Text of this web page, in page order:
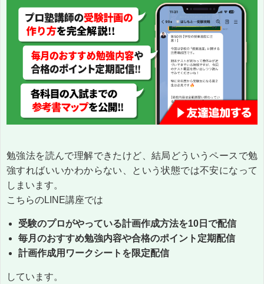
勉強法を読んで理解できたけど、結局どういうペースで勉
強すればいいかわからない、という状態では不安になって
しまいます。
こちらのLINE講座では
受験のプロがやっている計画作成方法を10日で配信
毎月のおすすめ勉強内容や合格のポイント定期配信
計画作成用ワークシートを限定配信
しています。